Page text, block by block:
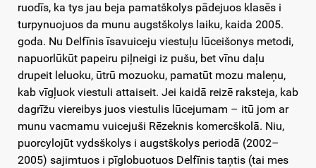
ruodīs, ka tys jau beja pamatškolys pādejuos klasēs i
turpynuojuos da munu augstškolys laiku, kaida 2005.
goda. Nu Delfīnis īsavuiceju viestuļu lūceišonys metodi,
napuorlūkūt papeiru piļneigi iz pušu, bet vīnu daļu
drupeit leluoku, ūtrū mozuoku, pamatūt mozu maleņu,
kab vīgļuok viestuli attaiseit. Jei kaidā reizē raksteja, kab
dagrīžu viereibys juos viestulis lūcejumam – itū jom ar
munu vacmamu vuicejuši Rēzeknis komercškolā. Niu,
puorcylojūt vydsškolys i augstškolys periodā (2002–
2005) sajimtuos i pīglobuotuos Delfīnis taņtis (tai mes